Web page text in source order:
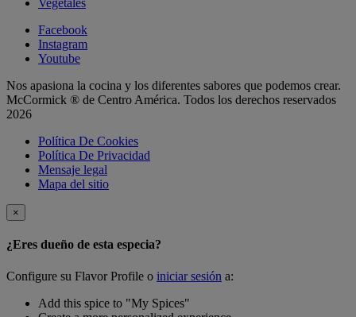
Vegetales
Facebook
Instagram
Youtube
Nos apasiona la cocina y los diferentes sabores que podemos crear.
McCormick ® de Centro América. Todos los derechos reservados
2026
Política De Cookies
Política De Privacidad
Mensaje legal
Mapa del sitio
×
¿Eres dueño de esta especia?
Configure su Flavor Profile o iniciar sesión a:
Add this spice to "My Spices"